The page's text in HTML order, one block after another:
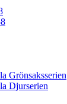
Grönsaksserien
Djurserien